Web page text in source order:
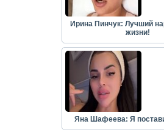
Ирина Пинчук: Лучший
жизни!
Яна Шафеева: Я